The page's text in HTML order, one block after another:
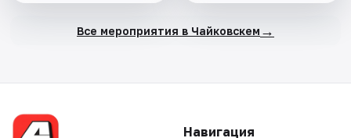
Все мероприятия в Чайковскем →
Навигация